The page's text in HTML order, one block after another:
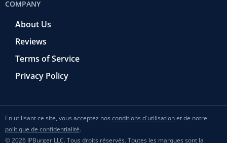
COMPANY
About Us
Reviews
Terms of Service
Privacy Policy
En utilisant ce site, vous acceptez nos conditions d'utilisationet de notre
politique de confidentialité.
© 2026 IPBurger LLC. Tous droits réservés. Toutes les marques sont la